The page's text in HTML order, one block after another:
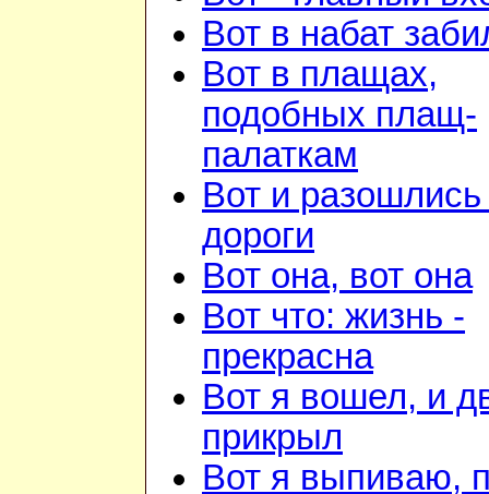
Вот в набат
Вот в плащах,
подобных плащ-
палаткам
Вот и разошлись
дороги
Вот она, вот она
Вот что: жизнь -
прекрасна
Вот я вошел, и
прикрыл
Вот я выпиваю,